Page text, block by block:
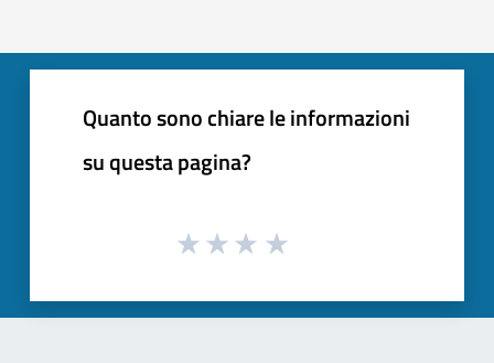
Quanto sono chiare le informazioni
su questa pagina?